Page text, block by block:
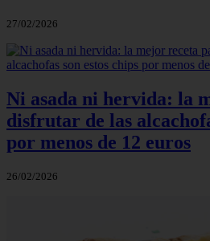
27/02/2026
Ni asada ni hervida: la
disfrutar de las
por menos de 12 euros
26/02/2026